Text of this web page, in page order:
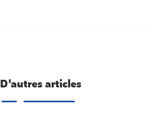
D'autres articles